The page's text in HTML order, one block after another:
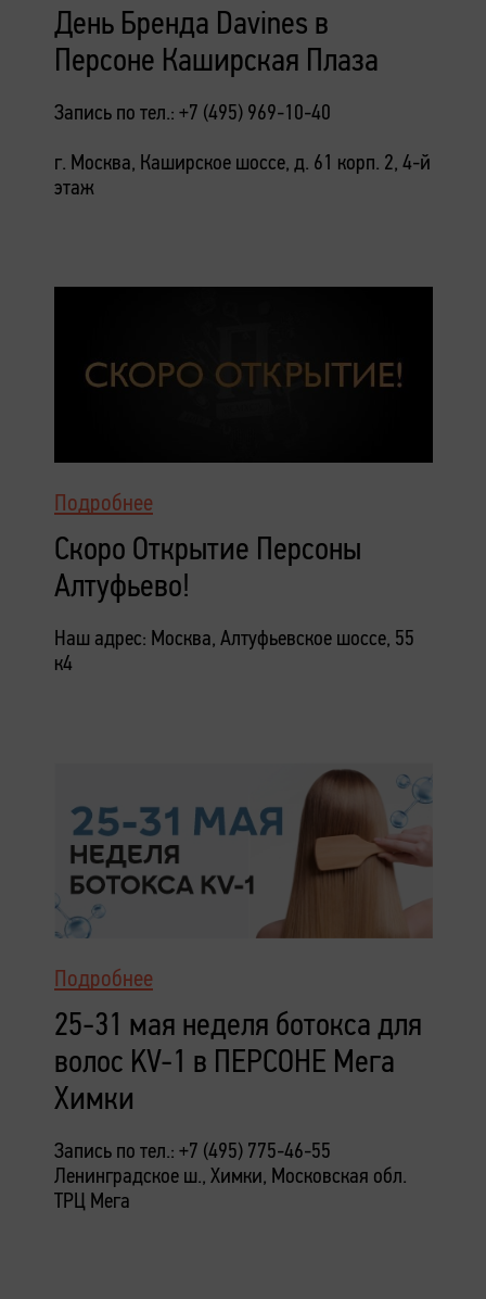
День Бренда Davines в
Персоне Каширская Плаза
Запись по тел.: +7 (495) 969-10-40
г. Москва, Каширское шоссе, д. 61 корп. 2, 4-й
этаж
Подробнее
Скоро Открытие Персоны
Алтуфьево!
Наш адрес: Москва, Алтуфьевское шоссе, 55
к4
Подробнее
25-31 мая неделя ботокса для
волос KV-1 в ПЕРСОНЕ Мега
Химки
Запись по тел.: +7 (495) 775-46-55
Ленинградское ш., Химки, Московская обл.
ТРЦ Мега